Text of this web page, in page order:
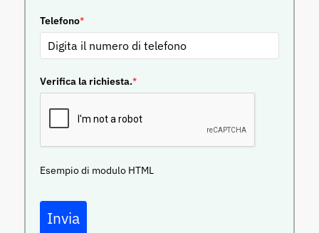
Telefono*
Verifica la richiesta.*
Esempio di modulo HTML
Invia